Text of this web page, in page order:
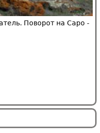
Поворот на Саро -